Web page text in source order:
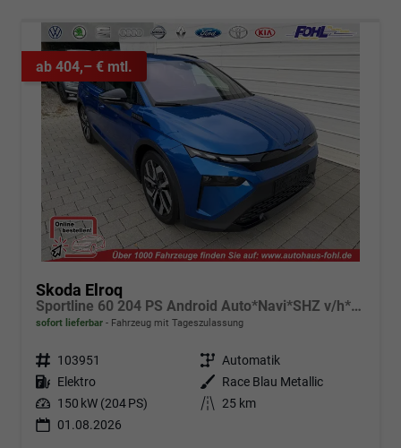
ab 404,– € mtl.
Skoda Elroq
Sportline 60 204 PS Android Auto*Navi*SHZ v/h*Kamera*E-Heck*Kessy*ACC
sofort lieferbar Fahrzeug mit Tageszulassung
Fahrzeugnr. 103951 Getriebe Automatik
Kraftstoff Elektro Außenfarbe
Race Blau Metallic
Leistung 150 kW (204 PS) Kilometerstand 25 km
01.08.2026